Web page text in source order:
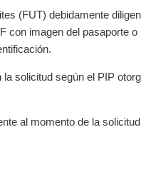
(FUT) debidamente
con imagen del pasaporte o
solicitud según el PIP
al momento de la